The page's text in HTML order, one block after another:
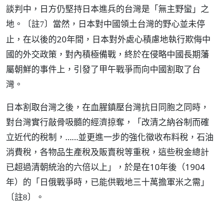
談判中，日方仍堅持日本進兵的台灣是「無主野蠻」之
地。
〔註7〕 當然，日本對中國領土台灣的野心並未停
止，在以後的20年間，日本對外處心積慮地執行欺侮中
國的外交政策，對內積極備戰，終於在侵略中國長期藩
屬朝鮮的事件上，引發了甲午戰爭而向中國割取了台
灣。
日本割取台灣之後，在血腥鎮壓台灣抗日同胞之同時，
對台灣實行敲骨吸髓的經濟掠奪，「改清之納谷制而確
立近代的稅制，……並更進一步的強化徵收布料稅，石油
消費稅，各物品生產稅及販賣稅等重稅，這些稅金總計
已超過清朝統治的六倍以上」，於是在10年後（1904
年）的「日俄戰爭時，已能供戰地三十萬擔軍米之需」
〔註8〕 。